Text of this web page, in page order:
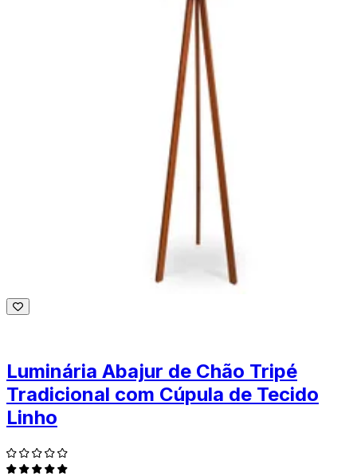
Luminária Abajur de Chão Tripé
Tradicional com Cúpula de Tecido
Linho